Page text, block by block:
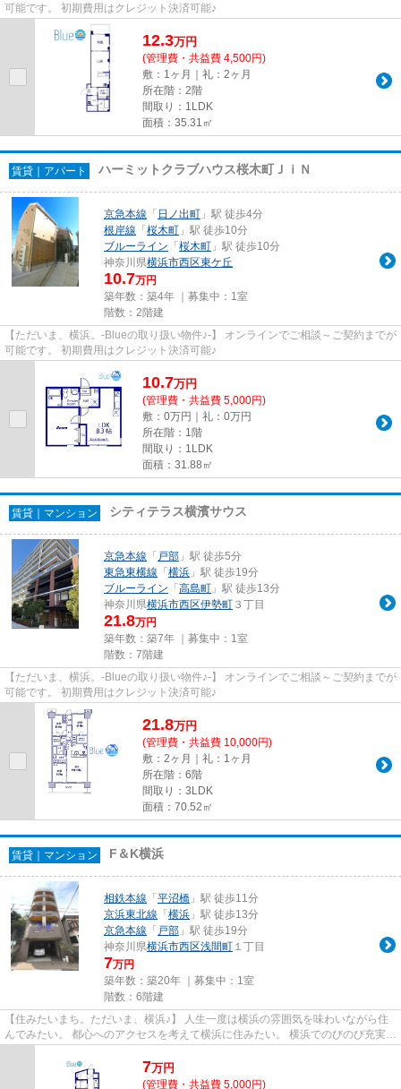
可能です。 初期費用はクレジット決済可能♪
12.3万円
(管理費・共益費 4,500円)
敷：1ヶ月｜礼：2ヶ月
所在階：2階
間取り：1LDK
面積：35.31㎡
賃貸｜アパート ハーミットクラブハウス桜木町ＪｉＮ
京急本線 「 日ノ出町 」駅 徒歩4分
根岸線 「 桜木町 」駅 徒歩10分
ブルーライン 「 桜木町 」駅 徒歩10分
神奈川県横浜市西区東ケ丘
10.7万円
築年数：築4年 ｜募集中： 1室
階数：2階建
【ただいま、横浜。-Blueの取り扱い物件♪-】 オンラインでご相談～ご契約までが
可能です。 初期費用はクレジット決済可能♪
10.7万円
(管理費・共益費 5,000円)
敷：0万円｜礼：0万円
所在階：1階
間取り：1LDK
面積：31.88㎡
賃貸｜マンション シティテラス横濱サウス
京急本線 「 戸部 」駅 徒歩5分
東急東横線 「 横浜 」駅 徒歩19分
ブルーライン 「 高島町 」駅 徒歩13分
神奈川県横浜市西区伊勢町 ３丁目
21.8万円
築年数：築7年 ｜募集中： 1室
階数：7階建
【ただいま、横浜。-Blueの取り扱い物件♪-】 オンラインでご相談～ご契約までが
可能です。 初期費用はクレジット決済可能♪
21.8万円
(管理費・共益費 10,000円)
敷：2ヶ月｜礼：1ヶ月
所在階：6階
間取り：3LDK
面積：70.52㎡
賃貸｜マンション F＆K横浜
相鉄本線 「 平沼橋 」駅 徒歩11分
京浜東北線 「 横浜 」駅 徒歩13分
京急本線 「 戸部 」駅 徒歩19分
神奈川県横浜市西区浅間町 １丁目
7万円
築年数：築20年 ｜募集中： 1室
階数：6階建
【住みたいまち。ただいま、横浜♪】 人生一度は横浜の雰囲気を味わいながら住
んでみたい。 都心へのアクセスを考えて横浜に住みたい。 横浜でのびのび充実し
7万円
(管理費・共益費 5,000円)